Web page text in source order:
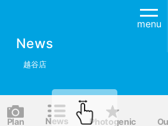
menu
News
越谷店
Plan News Photogenic